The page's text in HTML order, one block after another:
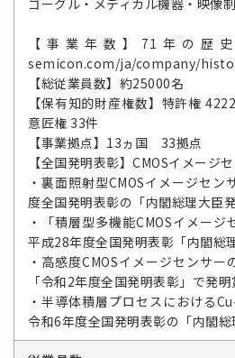
ゴーグル・メディカル機器・映像
【事業年数】71年の歴
semicon.com/ja/company/
【総従業員数】約25000名
【保有知的財産権数】特許権
意匠権 33件
【事業拠点】13ヵ国 33拠点
【全国発明表彰】CMOSイメー
・裏面照射型CMOSイメージセ
度全国発明表彰の「内閣総理大臣
・「積層型多機能CMOSイメー
平成28年度全国発明表彰「内閣総
・高感度CMOSイメージセンサ
「令和2年度全国発明表彰」で発明
・半導体積層プロセスにおける
令和6年度全国発明表彰の「内閣